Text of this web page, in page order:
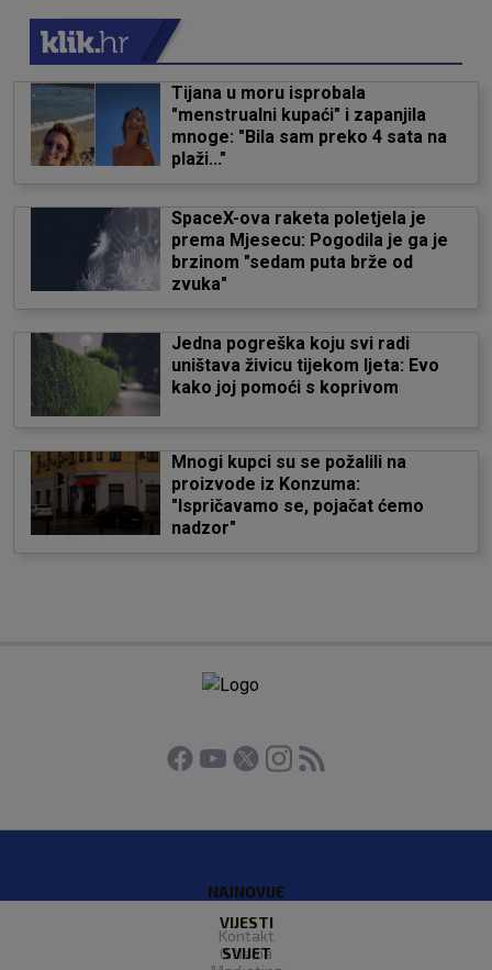
Tijana u moru isprobala
"menstrualni kupaći" i zapanjila
mnoge: "Bila sam preko 4 sata na
plaži..."
SpaceX-ova raketa poletjela je
prema Mjesecu: Pogodila je ga je
brzinom "sedam puta brže od
zvuka"
Jedna pogreška koju svi radi
uništava živicu tijekom ljeta: Evo
kako joj pomoći s koprivom
Mnogi kupci su se požalili na
proizvode iz Konzuma:
"Ispričavamo se, pojačat ćemo
nadzor"
NAJNOVIJE
VIJESTI
SVIJET
Kontakt
O Nama